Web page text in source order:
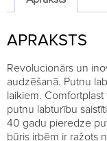
APRAKSTS
Revolucionārs un
audzēšanā. Putnu
laikiem.
putnu labturību
40 gadu pieredze
būris irbēm ir ražots